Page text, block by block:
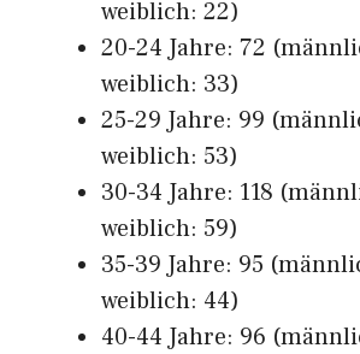
weiblich: 22)
20-24 Jahre: 72
weiblich: 33)
25-29 Jahre: 99
weiblich: 53)
30-34 Jahre: 118
weiblich: 59)
35-39 Jahre: 95
weiblich: 44)
40-44 Jahre: 96